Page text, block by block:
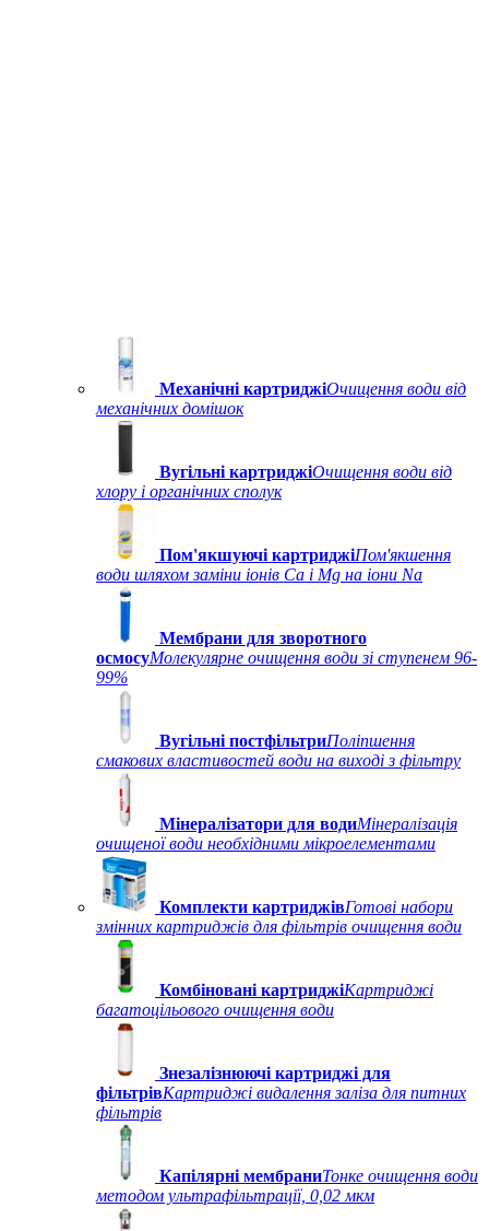
Механічні картриджіОчищення води від
механічних домішок
Вугільні картриджіОчищення води від
хлору і органічних сполук
Пом'якшуючі картриджіПом'якшення
води шляхом заміни іонів Ca і Mg на іони Na
Мембрани для зворотного
осмосуМолекулярне очищення води зі ступенем 96-
99%
Вугільні постфільтриПоліпшення
смакових властивостей води на виході з фільтру
Мінералізатори для водиМінералізація
очищеної води необхідними мікроелементами
Комплекти картриджівГотові набори
змінних картриджів для фільтрів очищення води
Комбіновані картриджіКартриджі
багатоцільового очищення води
Знезалізнюючі картриджі для
фільтрівКартриджі видалення заліза для питних
фільтрів
Капілярні мембраниТонке очищення води
методом ультрафільтрації, 0,02 мкм